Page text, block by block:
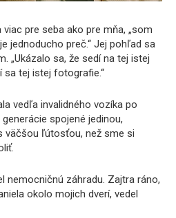
viac pre seba ako pre mňa, „som
jednoducho preč.“ Jej pohľad sa
„Ukázalo sa, že sedí na tej istej
sa tej istej fotografie.“
vedľa invalidného vozíka po
spojené jedinou,
ľútosťou, než sme si
nemocničnú záhradu. Zajtra ráno,
okolo mojich dverí, vedel